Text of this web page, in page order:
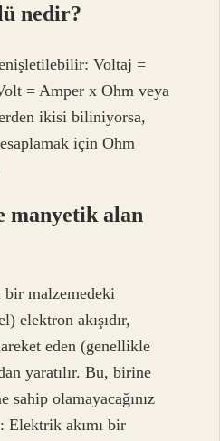
nedir?
Voltaj =
= Amper x Ohm veya
ikisi biliniyorsa,
için Ohm
manyetik alan
bir malzemedeki
elektron akışıdır,
eden (genellikle
yaratılır. Bu, birine
sahip olamayacağınız
Elektrik akımı bir